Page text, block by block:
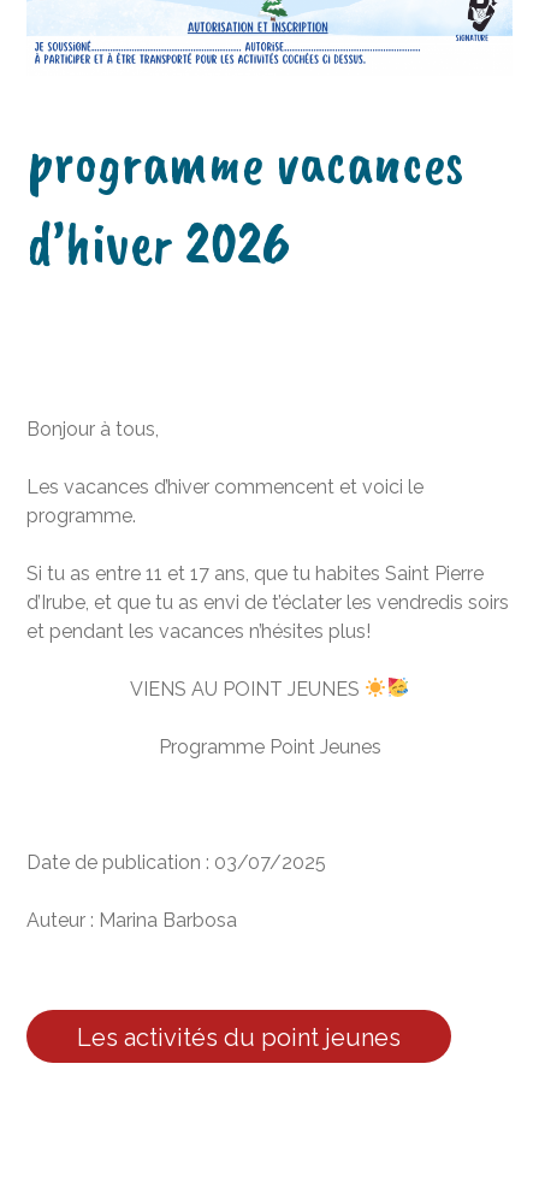
programme vacances
d’hiver 2026
Bonjour à tous,
Les vacances d’hiver commencent et voici le
programme.
Si tu as entre 11 et 17 ans, que tu habites Saint Pierre
d’Irube, et que tu as envi de t’éclater les vendredis soirs
et pendant les vacances n’hésites plus!
VIENS AU POINT JEUNES
Programme Point Jeunes
Date de publication : 03/07/2025
Auteur : Marina Barbosa
Les activités du point jeunes